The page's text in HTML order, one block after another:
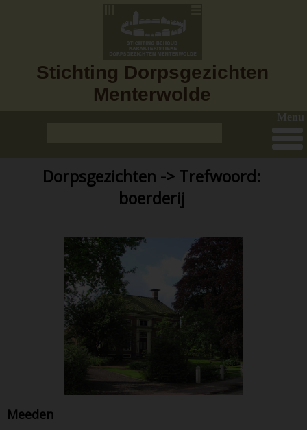
Stichting Dorpsgezichten
Menterwolde
Menu
Dorpsgezichten -> Trefwoord:
boerderij
Meeden